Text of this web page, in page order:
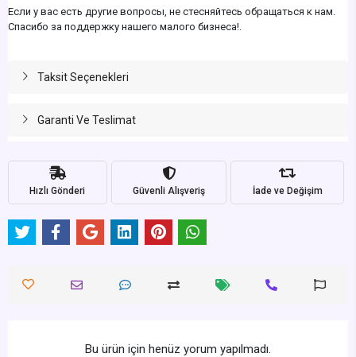
Если у вас есть другие вопросы, не стесняйтесь обращаться к нам.
Спасибо за поддержку нашего малого бизнеса!.
Taksit Seçenekleri
Garanti Ve Teslimat
Hızlı Gönderi Güvenli Alışveriş İade ve Değişim
Bu ürün için henüz yorum yapılmadı.